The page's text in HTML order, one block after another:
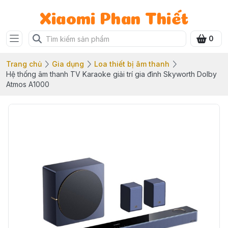
Xiaomi Phan Thiết
0
Trang chủ Gia dụng
Loa thiết bị âm thanh
Hệ thống âm thanh TV Karaoke giải trí gia đình Skyworth Dolby
Atmos A1000